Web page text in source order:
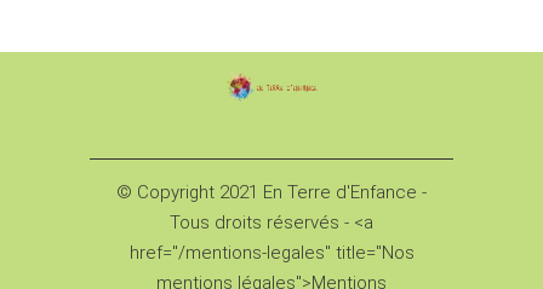
© Copyright 2021 En Terre d'Enfance -
Tous droits réservés - <a
href="/mentions-legales" title="Nos
mentions légales">Mentions